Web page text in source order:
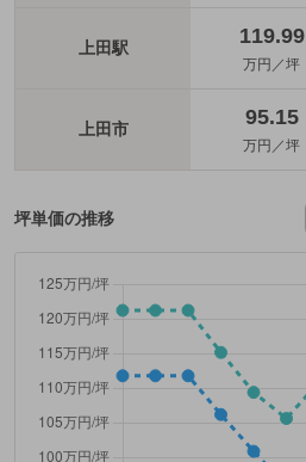
上田駅 119.99
万円／坪
上田市 95.15
万円／坪
坪単価の推移